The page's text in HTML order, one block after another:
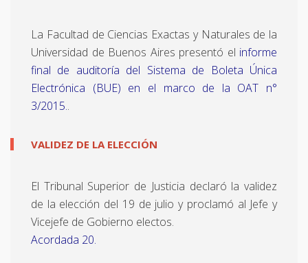
La Facultad de Ciencias Exactas y Naturales de la
Universidad de Buenos Aires presentó el informe
final de auditoría del Sistema de Boleta Única
Electrónica (BUE) en el marco de la OAT n°
3/2015..
VALIDEZ DE LA ELECCIÓN
El Tribunal Superior de Justicia declaró la validez
de la elección del 19 de julio y proclamó al Jefe y
Vicejefe de Gobierno electos.
Acordada 20.